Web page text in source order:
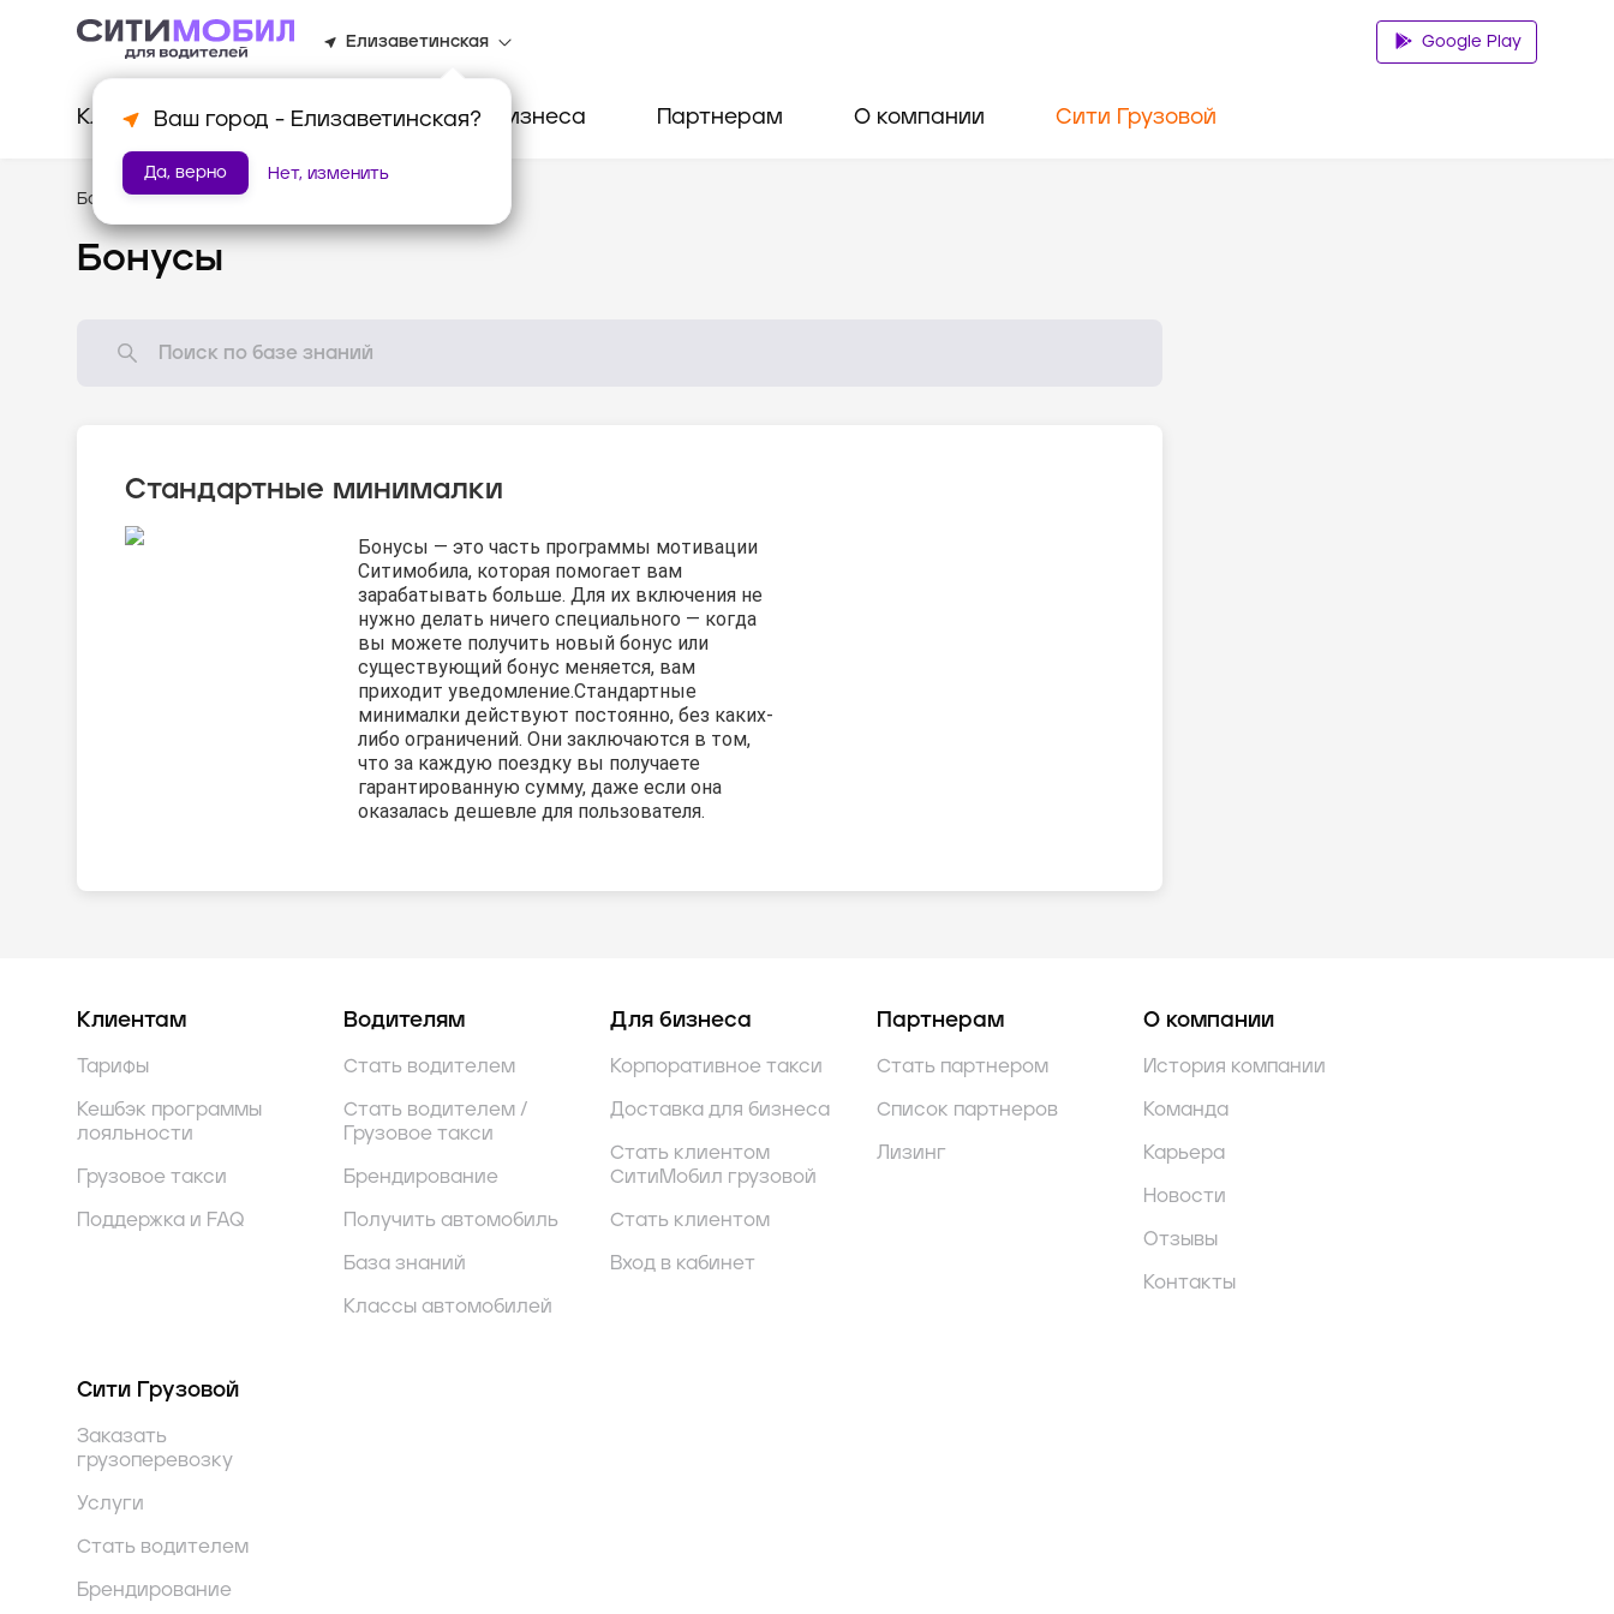
Елизаветинская
Ваш город - Елизаветинская?
Да, верно Нет, изменить
Google Play
Клиентам Водителям Для бизнеса Партнерам О компании Сити Грузовой
База знаний /Мотивация
Бонусы
Стандартные минималки
Бонусы — это часть программы мотивации
Ситимобила, которая помогает вам
зарабатывать больше. Для их включения не
нужно делать ничего специального — когда
вы можете получить новый бонус или
существующий бонус меняется, вам
приходит уведомление.Стандартные
минималки действуют постоянно, без каких-
либо ограничений. Они заключаются в том,
что за каждую поездку вы получаете
гарантированную сумму, даже если она
оказалась дешевле для пользователя.
Клиентам
Тарифы
Кешбэк программы
лояльности
Грузовое такси
Поддержка и FAQ
Водителям
Стать водителем
Стать водителем /
Грузовое такси
Брендирование
Получить автомобиль
База знаний
Классы автомобилей
Для бизнеса
Корпоративное такси
Доставка для бизнеса
Стать клиентом
СитиМобил грузовой
Стать клиентом
Вход в кабинет
Партнерам
Стать партнером
Список партнеров
Лизинг
О компании
История компании
Команда
Карьера
Новости
Отзывы
Контакты
Сити Грузовой
Заказать
грузоперевозку
Услуги
Стать водителем
Брендирование